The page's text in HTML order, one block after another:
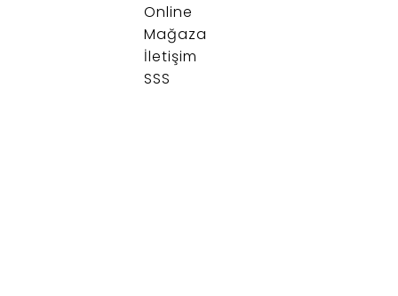
Online
Mağaza
İletişim
SSS